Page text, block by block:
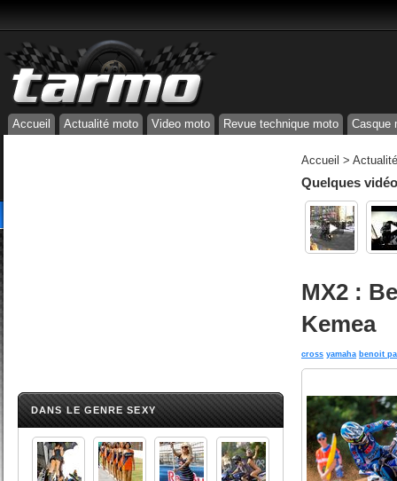
Accueil Actualité moto Video moto Revue technique moto Casque
DANS LE GENRE SEXY
Accueil >
Quelques
MX2 :
Kemea
cross yamaha benoit